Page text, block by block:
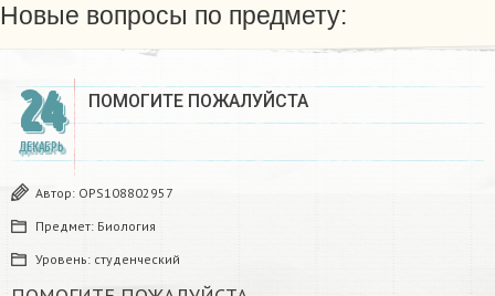
Новые вопросы по предмету:
24
ДЕКАБРЬ
ПОМОГИТЕ ПОЖАЛУЙСТА ​
Автор: OPS108802957
Предмет: Биология
Уровень: студенческий